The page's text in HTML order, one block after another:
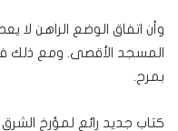
وأن اتفاق الوضع الراهن لا
المسجد الأقصى. ومع ذلك
بمرح.
كتاب جديد رائع لمؤرخ